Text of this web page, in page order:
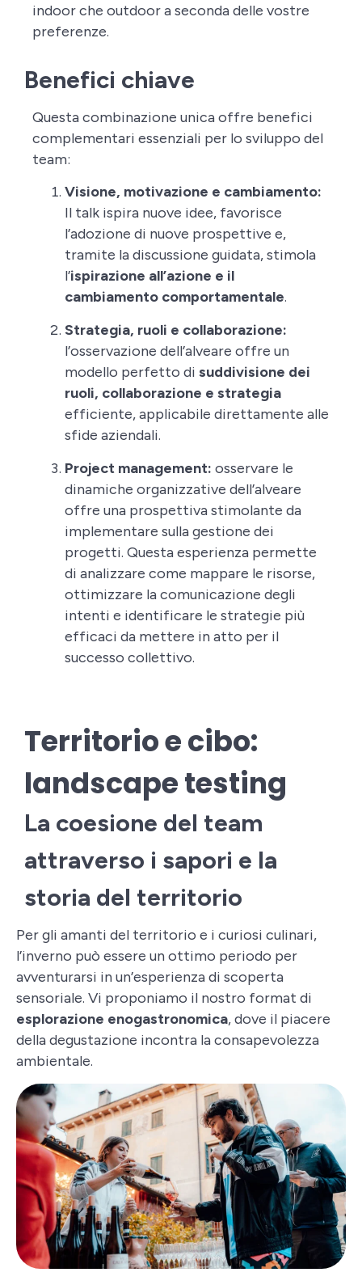
indoor che outdoor a seconda delle vostre
preferenze.
Benefici chiave
Questa combinazione unica offre benefici
complementari essenziali per lo sviluppo del
team:
Visione, motivazione e cambiamento:
Il talk ispira nuove idee, favorisce
l’adozione di nuove prospettive e,
tramite la discussione guidata, stimola
l’ispirazione all’azione e il
cambiamento comportamentale.
Strategia, ruoli e collaborazione:
l’osservazione dell’alveare offre un
modello perfetto di suddivisione dei
ruoli, collaborazione e strategia
efficiente, applicabile direttamente alle
sfide aziendali.
Project management: osservare le
dinamiche organizzative dell’alveare
offre una prospettiva stimolante da
implementare sulla gestione dei
progetti. Questa esperienza permette
di analizzare come mappare le risorse,
ottimizzare la comunicazione degli
intenti e identificare le strategie più
efficaci da mettere in atto per il
successo collettivo.
Territorio e cibo:
landscape testing
La coesione del team
attraverso i sapori e la
storia del territorio
Per gli amanti del territorio e i curiosi culinari,
l’inverno può essere un ottimo periodo per
avventurarsi in un’esperienza di scoperta
sensoriale. Vi proponiamo il nostro format di
esplorazione enogastronomica, dove il piacere
della degustazione incontra la consapevolezza
ambientale.